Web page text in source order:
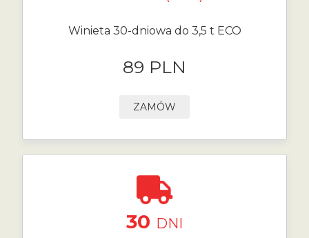
Winieta 30-dniowa do 3,5 t ECO
89 PLN
ZAMÓW
30 DNI